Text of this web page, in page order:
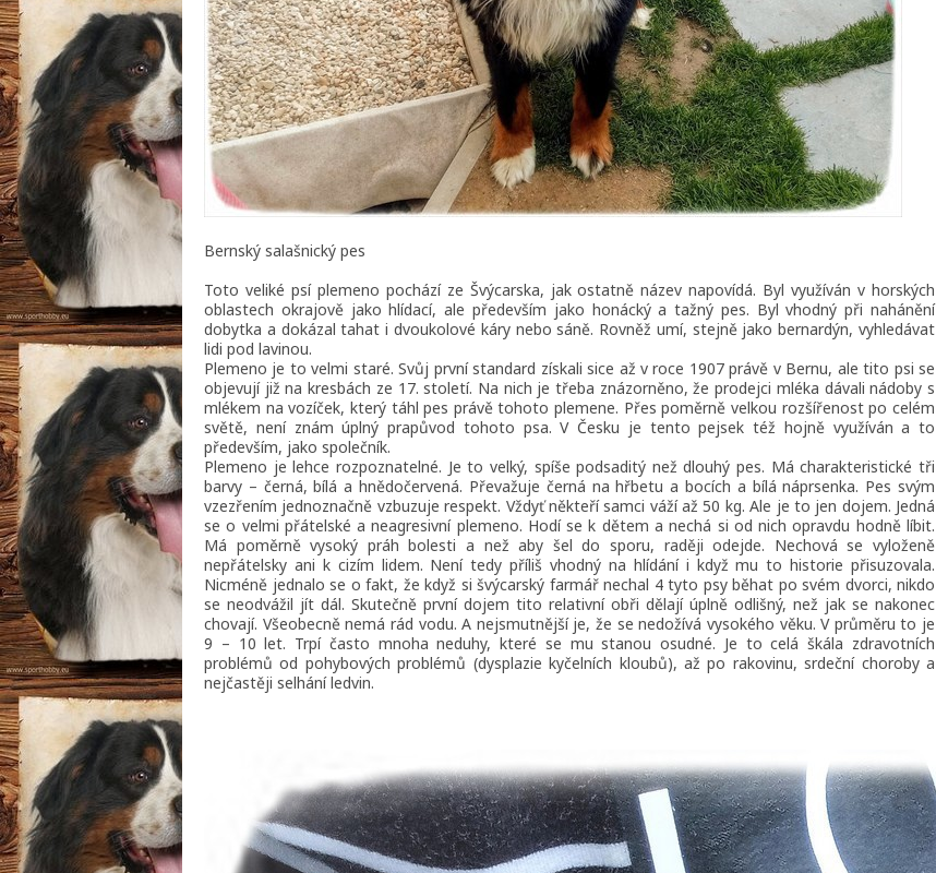
Bernský salašnický pes
Toto veliké psí plemeno pochází ze Švýcarska, jak ostatně název napovídá. Byl využíván v horských
oblastech okrajově jako hlídací, ale především jako honácký a tažný pes. Byl vhodný při nahánění
dobytka a dokázal tahat i dvoukolové káry nebo sáně. Rovněž umí, stejně jako bernardýn, vyhledávat
lidi pod lavinou.
Plemeno je to velmi staré. Svůj první standard získali sice až v roce 1907 právě v Bernu, ale tito psi se
objevují již na kresbách ze 17. století. Na nich je třeba znázorněno, že prodejci mléka dávali nádoby s
mlékem na vozíček, který táhl pes právě tohoto plemene. Přes poměrně velkou rozšířenost po celém
světě, není znám úplný prapůvod tohoto psa. V Česku je tento pejsek též hojně využíván a to
především, jako společník.
Plemeno je lehce rozpoznatelné. Je to velký, spíše podsaditý než dlouhý pes. Má charakteristické tři
barvy – černá, bílá a hnědočervená. Převažuje černá na hřbetu a bocích a bílá náprsenka. Pes svým
vzezřením jednoznačně vzbuzuje respekt. Vždyť někteří samci váží až 50 kg. Ale je to jen dojem. Jedná
se o velmi přátelské a neagresivní plemeno. Hodí se k dětem a nechá si od nich opravdu hodně líbit.
Má poměrně vysoký práh bolesti a než aby šel do sporu, raději odejde. Nechová se vyloženě
nepřátelsky ani k cizím lidem. Není tedy příliš vhodný na hlídání i když mu to historie přisuzovala.
Nicméně jednalo se o fakt, že když si švýcarský farmář nechal 4 tyto psy běhat po svém dvorci, nikdo
se neodvážil jít dál. Skutečně první dojem tito relativní obři dělají úplně odlišný, než jak se nakonec
chovají. Všeobecně nemá rád vodu. A nejsmutnější je, že se nedožívá vysokého věku. V průměru to je
9 – 10 let. Trpí často mnoha neduhy, které se mu stanou osudné. Je to celá škála zdravotních
problémů od pohybových problémů (dysplazie kyčelních kloubů), až po rakovinu, srdeční choroby a
nejčastěji selhání ledvin.